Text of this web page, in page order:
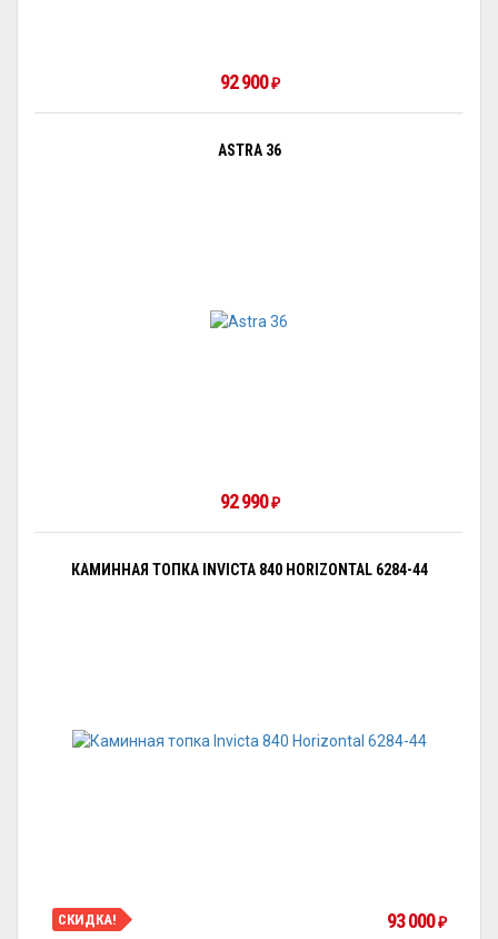
92 900₽
ASTRA 36
92 990₽
КАМИННАЯ ТОПКА INVICTA 840 HORIZONTAL 6284-44
СКИДКА! 93 000₽